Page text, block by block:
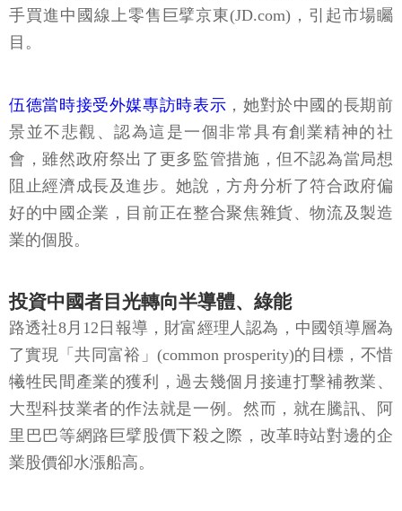
手買進中國線上零售巨擘京東(JD.com)，引起市場矚
目。
伍德當時接受外媒專訪時表示 ，她對於中國的長期前
景並不悲觀、認為這是一個非常具有創業精神的社
會，雖然政府祭出了更多監管措施，但不認為當局想
阻止經濟成長及進步。她說，方舟分析了符合政府偏
好的中國企業，目前正在整合聚焦雜貨、物流及製造
業的個股。
投資中國者目光轉向半導體、綠能
路透社8月12日報導，財富經理人認為，中國領導層為
了實現「共同富裕」(common prosperity)的目標，不惜
犧牲民間產業的獲利，過去幾個月接連打擊補教業、
大型科技業者的作法就是一例。然而，就在騰訊、阿
里巴巴等網路巨擘股價下殺之際，改革時站對邊的企
業股價卻水漲船高。